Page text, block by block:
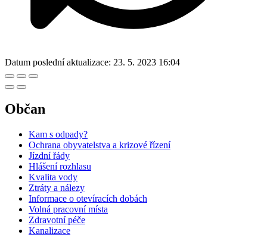
Datum poslední aktualizace: 23. 5. 2023 16:04
Občan
Kam s odpady?
Ochrana obyvatelstva a krizové řízení
Jízdní řády
Hlášení rozhlasu
Kvalita vody
Ztráty a nálezy
Informace o otevíracích dobách
Volná pracovní místa
Zdravotní péče
Kanalizace